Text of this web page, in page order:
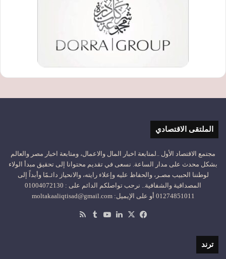
الملتقى الاقتصادي
مجتمع الاقتصاد الأول ..لمتابعة اخبار المال والاعمال، ومتابعة اخبار مصر والعالم
بشكل محدث على مدار الساعة. نسعى في تقديم محتوانا إلى تحقيق مبدأ الولاء
لوطننا الحبيب مصـر، والحفاظ عليه وإعلاء رايته، والانحياز دائـمًا وأبداً إلى
المصداقية والشفافية.. نرحب تواصلكم الدائم على : 01004072130
01274851011 أو على الإيميل: moltakaaliqtisad@gmail.com
فيسبوك
‫X لينكدإن‫YouTube
ترند